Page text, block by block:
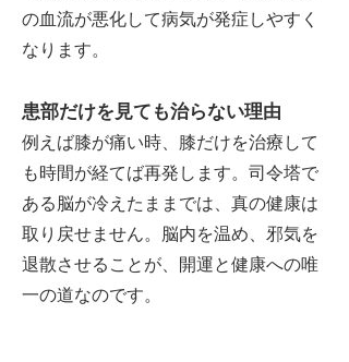
の血流が悪化して病気が発症しやすく
なります。
患部だけを見ても治らない理由
例えば膝が痛い時、膝だけを治療して
も時間が経てば再発します。司令塔で
ある脳が冷えたままでは、真の健康は
取り戻せません。脳内を温め、邪気を
退散させることが、開運と健康への唯
一の道なのです。